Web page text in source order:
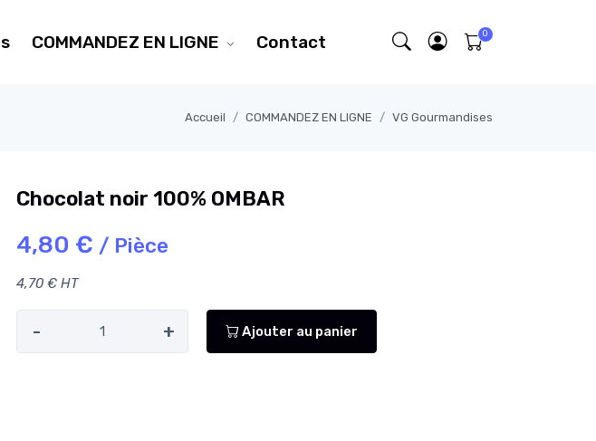
COMMANDEZ EN LIGNE Contact
Accueil COMMANDEZ EN LIGNE VG Gourmandises
Chocolat noir 100% OMBAR
4,80 € / Pièce
4,70 € HT
- + Ajouter au panier